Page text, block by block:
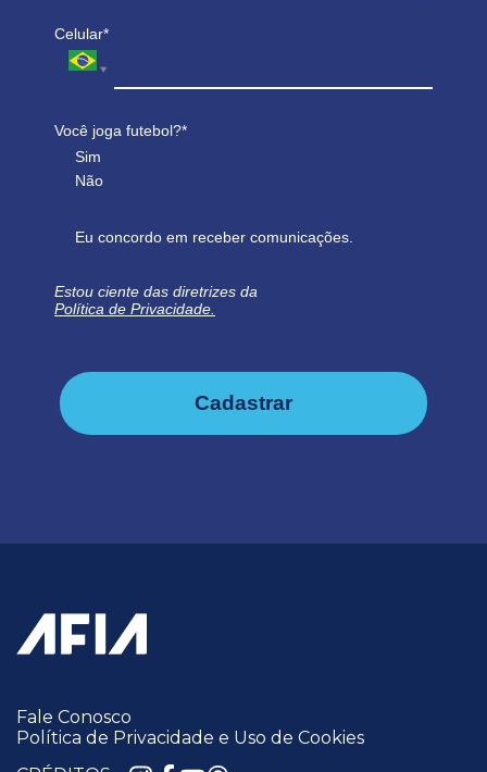
Celular*
Você joga futebol?*
Sim
Não
Eu concordo em receber comunicações.
Estou ciente das diretrizes da
Política de Privacidade.
Cadastrar
Fale Conosco
Política de Privacidade e Uso de Cookies